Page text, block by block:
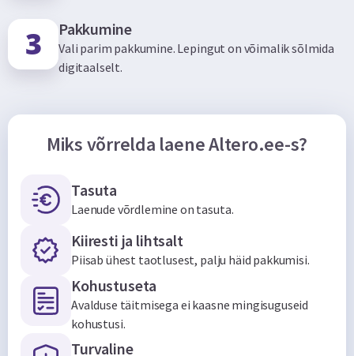
Pakkumine
Vali parim pakkumine. Lepingut on võimalik sõlmida
digitaalselt.
Miks võrrelda laene Altero.ee-s?
Tasuta
Laenude võrdlemine on tasuta.
Kiiresti ja lihtsalt
Piisab ühest taotlusest, palju häid pakkumisi.
Kohustuseta
Avalduse täitmisega ei kaasne mingisuguseid
kohustusi.
Turvaline